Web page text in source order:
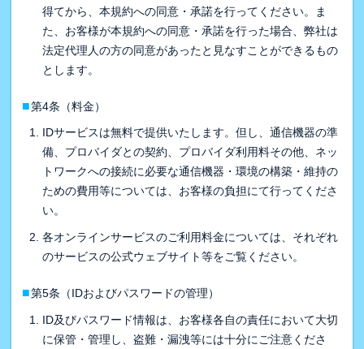
得てから、本規約への同意・承諾を行ってください。ま
た、お客様が本規約への同意・承諾を行った場合、弊社は
法定代理人の方の同意があったと見なすことができるもの
とします。
■第4条（料金）
IDサービスは無料で提供いたします。但し、通信機器の準
備、プロバイダとの契約、プロバイダ利用料その他、ネッ
トワークへの接続に必要な通信機器・環境の構築・維持の
ための費用等については、お客様の負担にて行ってくださ
い。
各オンラインサービスのご利用料金については、それぞれ
のサービスの公式ウェブサイト等をご覧ください。
■第5条（IDおよびパスワードの管理）
ID及びパスワード情報は、お客様各自の責任において大切
に保管・管理し、盗難・漏洩等には十分にご注意くださ